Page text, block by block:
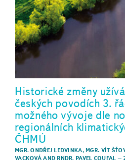
Historické změny
českých povodích 3.
možného vývoje dle
regionálních
ČHMÚ
MGR. ONDŘEJ LEDVINKA, MGR. VÍT
VACKOVÁAND RNDR. PAVEL COUFAL –